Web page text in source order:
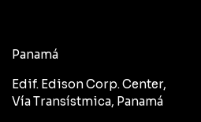
Panamá
Edif. Edison Corp. Center,
Vía Transístmica, Panamá